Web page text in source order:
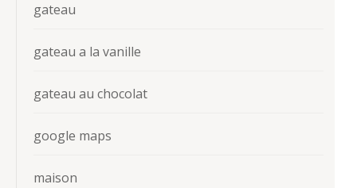
gateau
gateau a la vanille
gateau au chocolat
google maps
maison